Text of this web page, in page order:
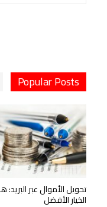
Popular Posts
تحويل الأموال عبر
الخيار الأفضل